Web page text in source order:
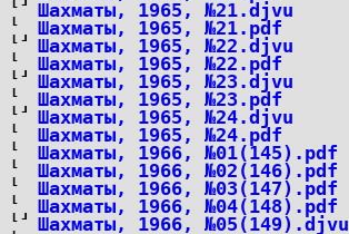
Шахматы, 1965, №21.djvu
Шахматы, 1965, №21.pdf
Шахматы, 1965, №22.djvu
Шахматы, 1965, №22.pdf
Шахматы, 1965, №23.djvu
Шахматы, 1965, №23.pdf
Шахматы, 1965, №24.djvu
Шахматы, 1965, №24.pdf
Шахматы, 1966, №01(145).pdf
Шахматы, 1966, №02(146).pdf
Шахматы, 1966, №03(147).pdf
Шахматы, 1966, №04(148).pdf
Шахматы, 1966, №05(149).djvu